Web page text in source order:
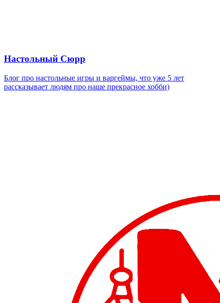
Настольный Сюрр
Блог про настольные игры и варгеймы, что уже 5 лет
рассказывает людям про наше прекрасное хобби)